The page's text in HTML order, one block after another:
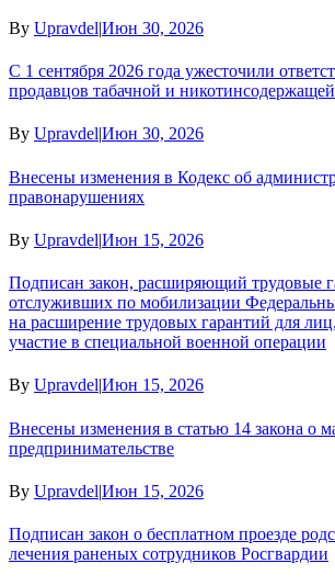
By Upravdel|Июн 30, 2026
С 1 сентября 2026 года ужесточили
продавцов табачной и
By Upravdel|Июн 30, 2026
Внесены изменения в Кодекс об
правонарушениях
By Upravdel|Июн 15, 2026
Подписан закон, расширяющий трудовые
отслуживших по мобилизации
на расширение трудовых гарантий для
участие в специальной военной операции
By UpravdelИюн 15, 2026
Внесены изменения в статью 14 закона о
предпринимательстве
By Upravdel|Июн 15, 2026
Подписан закон о бесплатном проезде
лечения раненых сотрудников Росгвардии